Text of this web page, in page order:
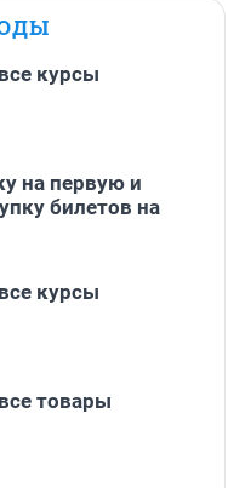
курсы
на первую и
билетов на
курсы
товары